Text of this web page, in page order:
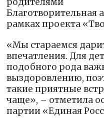
Благотворительная
рамках проекта
«Мы стараемся
впечатления. Для
подобного рода
выздоровлению,
такие приятные
чаще», – отметила
партии «Единая